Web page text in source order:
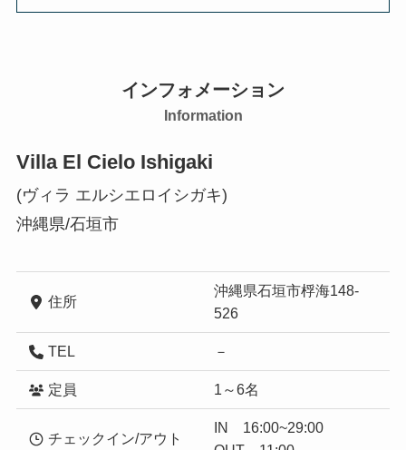
インフォメーション
Information
Villa El Cielo Ishigaki
(ヴィラ エルシエロイシガキ)
沖縄県/石垣市
住所
沖縄県石垣市桴海148-
526
TEL －
定員 1～6名
チェックイン/アウト
IN 16:00~29:00